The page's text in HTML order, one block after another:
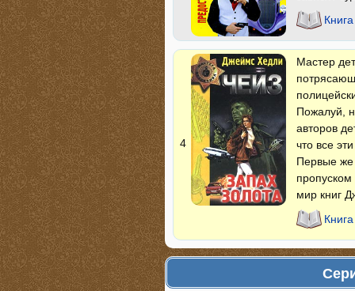
4
Мастер
Пожалуй,
авторов
что все
Первые же
мир книг